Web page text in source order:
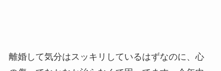
離婚して気分はスッキリしているはずなのに、心